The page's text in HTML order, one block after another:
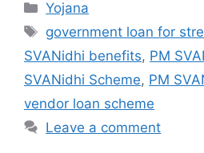
Categories
Yojana
Tags
government loan for
SVANidhi benefits, PM
SVANidhi Scheme, PM
vendor loan scheme
Leave a comment